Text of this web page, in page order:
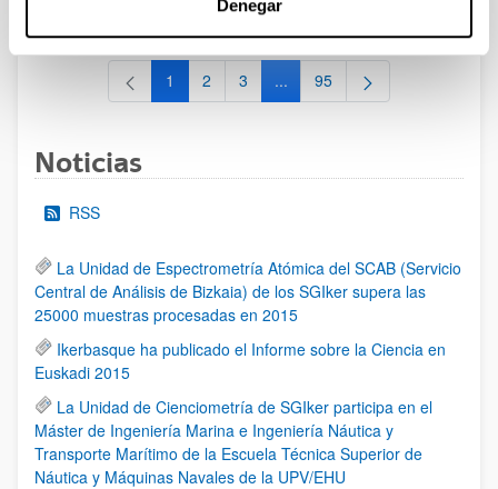
Denegar
al 30/07/2026 (ambos incluídos)
Página
1 Página
2 Página
3 ...Páginas intermedias Use TAB
Página
95
Noticias
RSS
La Unidad de Espectrometría Atómica del SCAB (Servicio
Central de Análisis de Bizkaia) de los SGIker supera las
25000 muestras procesadas en 2015
Ikerbasque ha publicado el Informe sobre la Ciencia en
Euskadi 2015
La Unidad de Cienciometría de SGIker participa en el
Máster de Ingeniería Marina e Ingeniería Náutica y
Transporte Marítimo de la Escuela Técnica Superior de
Náutica y Máquinas Navales de la UPV/EHU